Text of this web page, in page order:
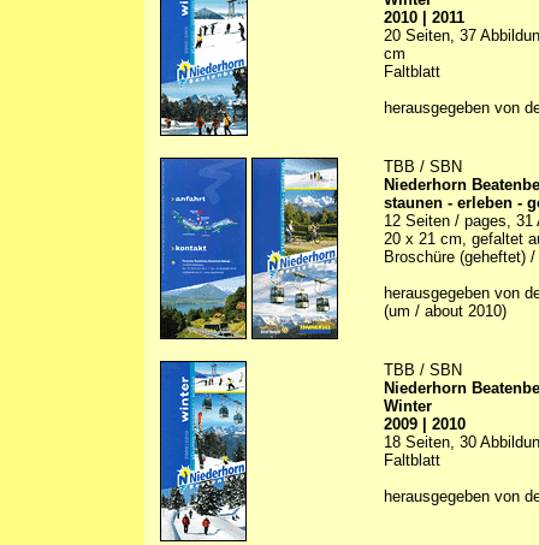
2010 | 2011
20 Seiten, 37
cm
Faltblatt
herausgegeben von
TBB / SBN
Niederhorn
staunen - erleben -
12 Seiten / pages,
20 x 21 cm, gefaltet
Broschüre (geheftet)
herausgegeben von
(um / about 2010)
TBB / SBN
Niederhorn
Winter
2009 | 2010
18 Seiten, 30
Faltblatt
herausgegeben von